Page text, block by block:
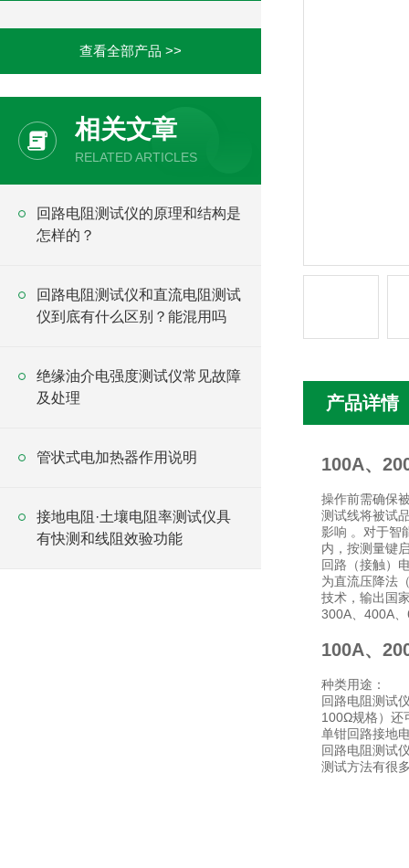
查看全部产品 >>
相关文章
RELATED ARTICLES
回路电阻测试仪的原理和结构是
怎样的？
回路电阻测试仪和直流电阻测试
仪到底有什么区别？能混用吗
绝缘油介电强度测试仪常见故障
及处理
管状式电加热器作用说明
接地电阻·土壤电阻率测试仪具
有快测和线阻效验功能
产品详情
100A、
操作前需确保
测试线将被试
影响 。对于智
内，按测量键
回路（接触）
为直流压降法
技术，输出国
300A、400A
100A、
种类用途：
回路电阻测试
100Ω规格）还
单钳回路接地
回路电阻测试
测试方法有很